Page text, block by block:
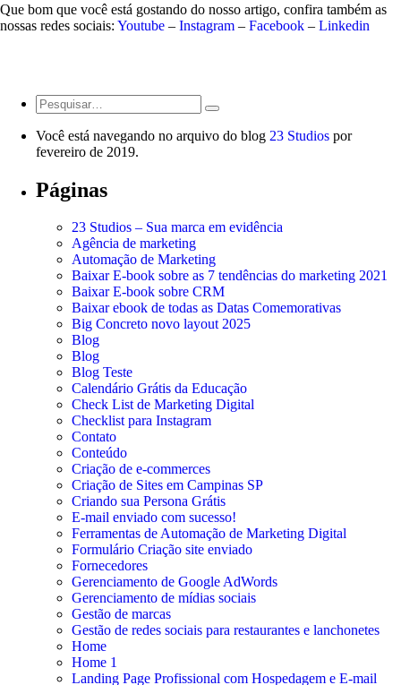
Que bom que você está gostando do nosso artigo, confira também as
nossas redes sociais: Youtube – Instagram – Facebook – Linkedin
Você está navegando no arquivo do blog 23 Studios por
fevereiro de 2019.
Páginas
23 Studios – Sua marca em evidência
Agência de marketing
Automação de Marketing
Baixar E-book sobre as 7 tendências do marketing 2021
Baixar E-book sobre CRM
Baixar ebook de todas as Datas Comemorativas
Big Concreto novo layout 2025
Blog
Blog
Blog Teste
Calendário Grátis da Educação
Check List de Marketing Digital
Checklist para Instagram
Contato
Conteúdo
Criação de e-commerces
Criação de Sites em Campinas SP
Criando sua Persona Grátis
E-mail enviado com sucesso!
Ferramentas de Automação de Marketing Digital
Formulário Criação site enviado
Fornecedores
Gerenciamento de Google AdWords
Gerenciamento de mídias sociais
Gestão de marcas
Gestão de redes sociais para restaurantes e lanchonetes
Home
Home 1
Landing Page Profissional com Hospedagem e E-mail